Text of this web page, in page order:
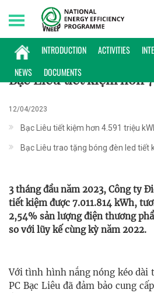
INTRODUCTION ACTIVITIES
NEWS
DOCUMENTS
Sunday, 09/08/2026 | 19:47 GMT+7
KINH
Bạc Liêu tiết kiệm hơn
12/04/2023
Bạc Liêu tiết kiệm hơn 4.591 triệu
Bạc Liêu trao tặng bóng đèn led tiết
3 tháng đầu năm 2023, Công ty
tiết kiệm được 7.011.814 kWh,
2,54% sản lượng điện thương
so với lũy kế cùng kỳ năm 2022.
Với tình hình nắng nóng kéo dài
PC Bạc Liêu đã đảm bảo cung